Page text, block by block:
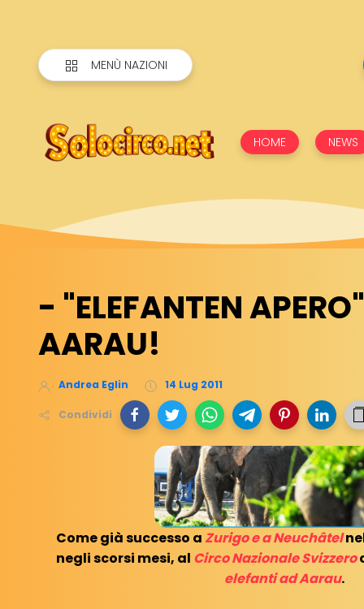
MENÙ NAZIONI
HOME NEWS
- "ELEFANTEN
AARAU!
Andrea Eglin 14 Lug 2011
Condividi
Come già successo a Zurigo e a Neuchâtel
negli scorsi mesi, al Circo Nazionale Svizzero
elefanti ad Aarau.